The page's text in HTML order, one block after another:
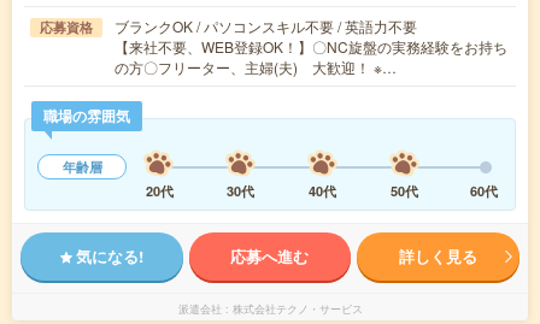
応募資格
ブランクOK / パソコンスキル不要 / 英語力不要
【来社不要、WEB登録OK！】〇NC旋盤の実務経験をお持ち
の方〇フリーター、主婦(夫) 大歓迎！ ※…
職場の雰囲気
年齢層
20代
30代 40代 50代 60代
気になる! 応募へ進む 詳しく見る
派遣会社 株式会社テクノ・サービス